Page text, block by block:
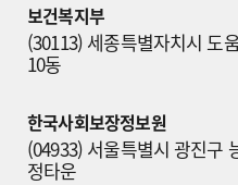
보건복지부
(30113) 세종특별자치시 도
10동
한국사회보장정보원
(04933) 서울특별시 광진구
정타운